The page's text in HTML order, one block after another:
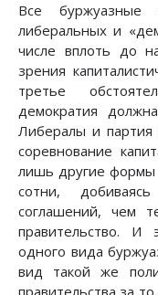
Все
либеральных и
числе вплоть до
зрения
третье
демократия
Либералы и партия
соревнование
лишь другие формы
сотни,
соглашений, чем
правительство. И
одного вида
вид такой же